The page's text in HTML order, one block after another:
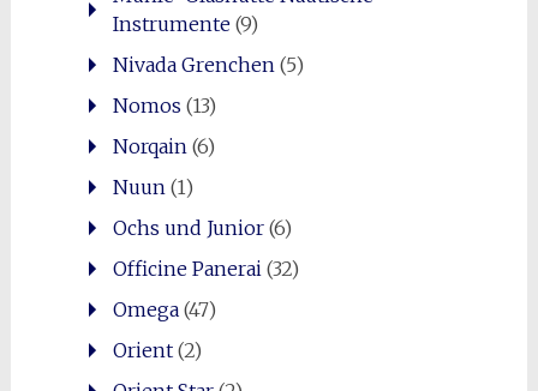
Instrumente(9)
Nivada Grenchen (5)
Nomos (13)
Norqain (6)
Nuun (1)
Ochs und Junior(6)
Officine Panerai (32)
Omega(47)
Orient(2)